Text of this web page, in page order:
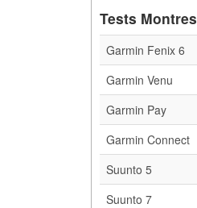
Tests Montres
Garmin Fenix 6
Garmin Venu
Garmin Pay
Garmin Connect
Suunto 5
Suunto 7